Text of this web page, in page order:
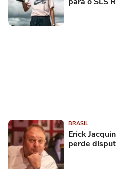
BRASIL
Erick
perde